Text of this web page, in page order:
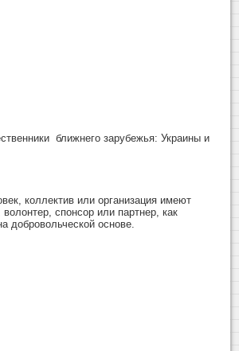
ближнего зарубежья: Украины и
коллектив или организация имеют
спонсор или партнер, как
добровольческой основе.